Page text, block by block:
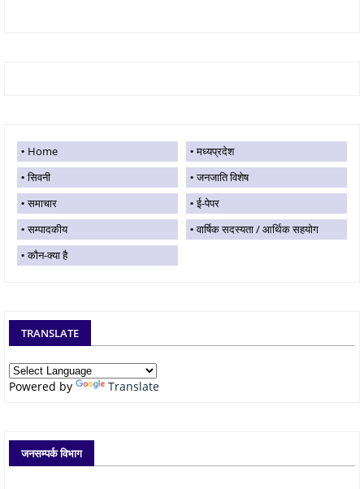
Home
मध्यप्रदेश
सिवनी
जनजाति विशेष
समाचार
ई-पेपर
सम्पादकीय
वार्षिक सदस्यता / आर्थिक सहयोग
कौन-क्या है
TRANSLATE
Powered by Translate
जनसम्पर्क विभाग